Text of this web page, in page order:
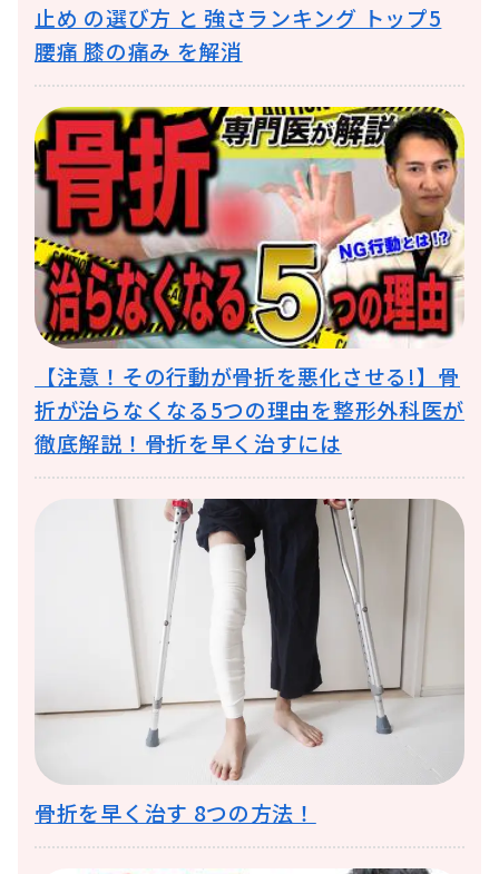
止め の選び方 と 強さランキング トップ5
腰痛 膝の痛み を解消
【注意！その行動が骨折を悪化させる!】骨
折が治らなくなる5つの理由を整形外科医が
徹底解説！骨折を早く治すには
骨折を早く治す 8つの方法！